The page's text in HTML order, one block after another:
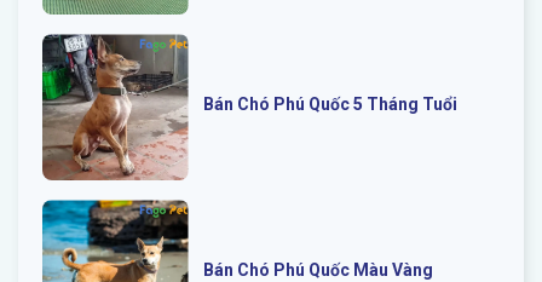
Bán Chó Phú Quốc 5 Tháng Tuổi
Bán Chó Phú Quốc Màu Vàng